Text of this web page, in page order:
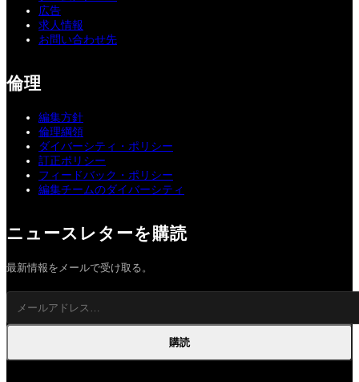
広告
求人情報
お問い合わせ先
倫理
編集方針
倫理綱領
ダイバーシティ・ポリシー
訂正ポリシー
フィードバック・ポリシー
編集チームのダイバーシティ
ニュースレターを購読
最新情報をメールで受け取る。
購読